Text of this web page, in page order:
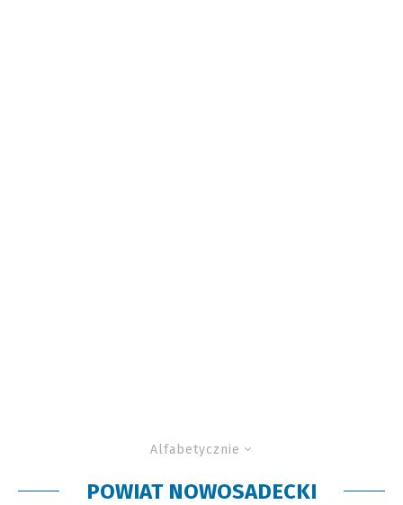
Alfabetycznie
POWIAT NOWOSADECKI